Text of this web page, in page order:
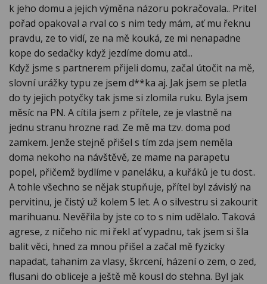
k jeho domu a jejich výměna názoru pokračovala.. Pritel
pořad opakoval a rval co s nim tedy mám, ať mu řeknu
pravdu, ze to vidí, ze na mě kouká, ze mi nenapadne
kope do sedačky když jezdíme domu atd...
Když jsme s partnerem přijeli domu, začal útočit na mě,
slovní urážky typu ze jsem d**ka aj. Jak jsem se pletla
do ty jejich potyčky tak jsme si zlomila ruku. Byla jsem
měsíc na PN. A cítila jsem z přítele, ze je vlastně na
jednu stranu hrozne rad. Ze mě ma tzv. doma pod
zamkem. Jenže stejně přišel s tím zda jsem neměla
doma nekoho na návštěvě, ze mame na parapetu
popel, přičemž bydlíme v paneláku, a kuřáků je tu dost..
A tohle všechno se nějak stupňuje, přítel byl závislý na
pervitinu, je čistý už kolem 5 let. A o silvestru si zakourit
marihuanu. Nevěřila by jste co to s nim udělalo. Taková
agrese, z ničeho nic mi řekl ať vypadnu, tak jsem si šla
balit věci, hned za mnou přišel a začal mě fyzicky
napadat, tahanim za vlasy, škrcení, házení o zem, o zed,
flusani do obliceje a ještě mě kousl do stehna. Byl jak